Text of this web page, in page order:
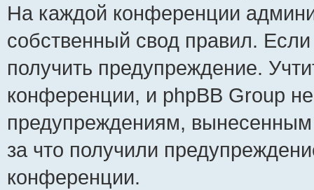
На каждой конференции
собственный свод правил.
получить предупреждение.
конференции, и phpBB Group
предупреждениям,
за что получили
конференции.